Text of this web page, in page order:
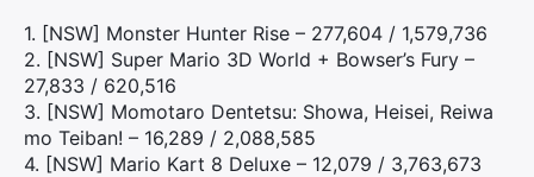
1. [NSW] Monster Hunter Rise – 277,604 / 1,579,736
2. [NSW] Super Mario 3D World + Bowser’s Fury –
27,833 / 620,516
3. [NSW] Momotaro Dentetsu: Showa, Heisei, Reiwa
mo Teiban! – 16,289 / 2,088,585
4. [NSW] Mario Kart 8 Deluxe – 12,079 / 3,763,673